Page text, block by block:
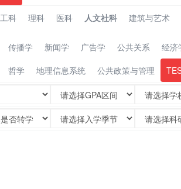
工科 理科 医科 人文社科 建筑与艺术
传播学 新闻学 广告学 公共关系 经济
哲学 地理信息系统 公共政策与管理